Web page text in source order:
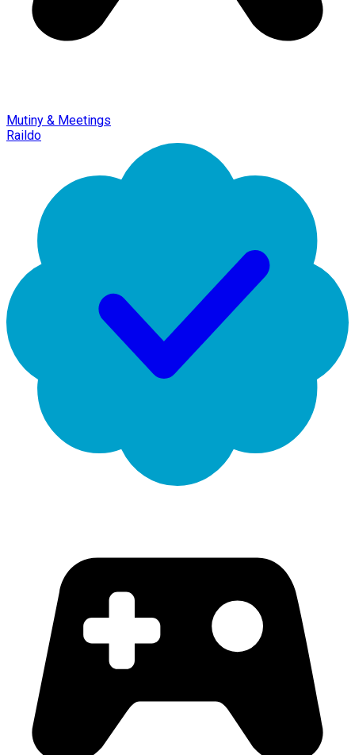
Mutiny & Meetings
Raildo